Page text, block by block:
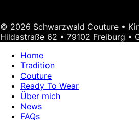
© 2026 Schwarzwald Couture •
Hildastraße 62 • 79102 Freiburg •
Home
Tradition
Couture
Ready To Wear
Über mich
News
FAQs